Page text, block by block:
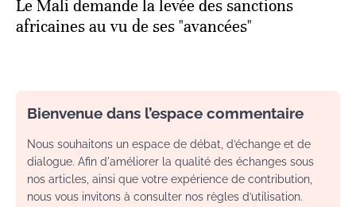
Le Mali demande la levée des sanctions
africaines au vu de ses "avancées"
Bienvenue dans l’espace commentaire
Nous souhaitons un espace de débat, d’échange et de
dialogue. Afin d'améliorer la qualité des échanges sous
nos articles, ainsi que votre expérience de contribution,
nous vous invitons à consulter nos règles d’utilisation.